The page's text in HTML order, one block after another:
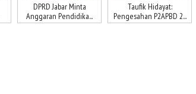
DPRD Jabar Minta
Anggaran Pendidika...
Taufik Hidayat:
Pengesahan P2APBD 2...